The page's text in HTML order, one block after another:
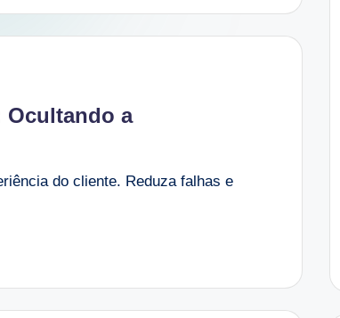
Ocultando a
do cliente. Reduza falhas e